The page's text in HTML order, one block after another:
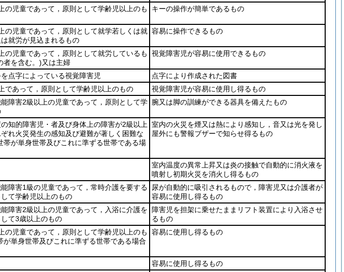
の児童であって，原則として学齢児以上のも
キーの操作が簡単であるもの
の児童であって，原則として就学若しくは就
就労が見込まれるもの
容易に操作できるもの
の児童であって，原則として就労しているも
者を含む。)又は主婦
視覚障害児が容易に使用できるもの
点字によっている視覚障害児
点字により作成された図書
であって，原則として学齢児以上のもの
視覚障害児が容易に使用し得るもの
障害2級以上の児童であって，原則として学 腕又は脚の訓練ができる器具を備えたもの
知的障害児・者及び身体上の障害が2級以上
れ火災発生の感知及び避難が著しく困難な
帯が単身世帯及びこれに準ずる世帯である場
室内の火災を煙又は熱により感知し，音又は光を発し
屋外にも警報ブザーで知らせ得るもの
室内温度の異常上昇又は炎の接触で自動的に消火液を
噴射し初期火災を消火し得るもの
障害1級の児童であって，常時介護を要する
て学齢児以上のもの
尿が自動的に吸引されるもので，障害児又は介護者が
容易に使用し得るもの
障害2級以上の児童であって，入浴に介護を
て3歳以上のもの
障害児を担架に乗せたままリフト装置により入浴させ
るもの
の児童であって，原則として学齢児以上のも
が単身世帯及びこれに準ずる世帯である場合
容易に使用し得るもの
容易に使用し得るもの